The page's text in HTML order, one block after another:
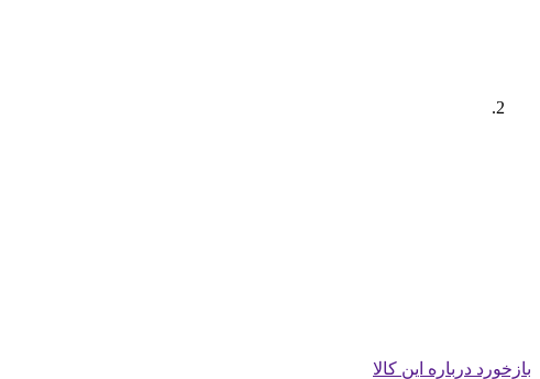
بازخورد درباره این کالا